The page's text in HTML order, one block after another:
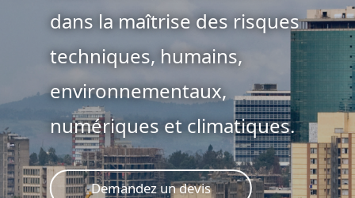
dans la maîtrise des risques
techniques, humains,
environnementaux,
numériques et climatiques.
Demandez un devis